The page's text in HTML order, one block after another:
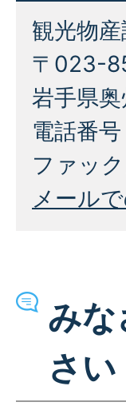
観光物産
〒023-
岩手県
電話番
ファッ
メール
みな
さい